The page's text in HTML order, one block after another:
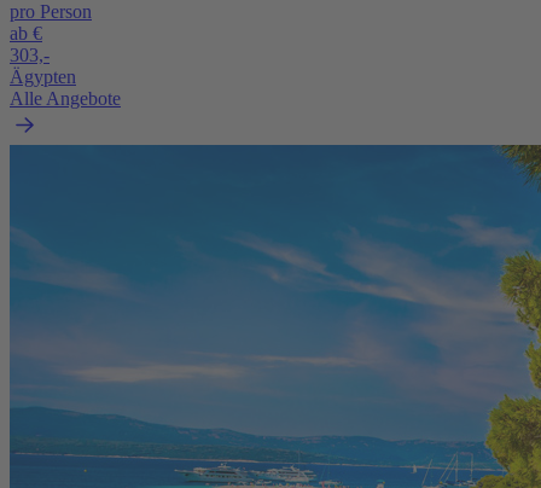
pro Person
ab €
303,-
Ägypten
Alle Angebote